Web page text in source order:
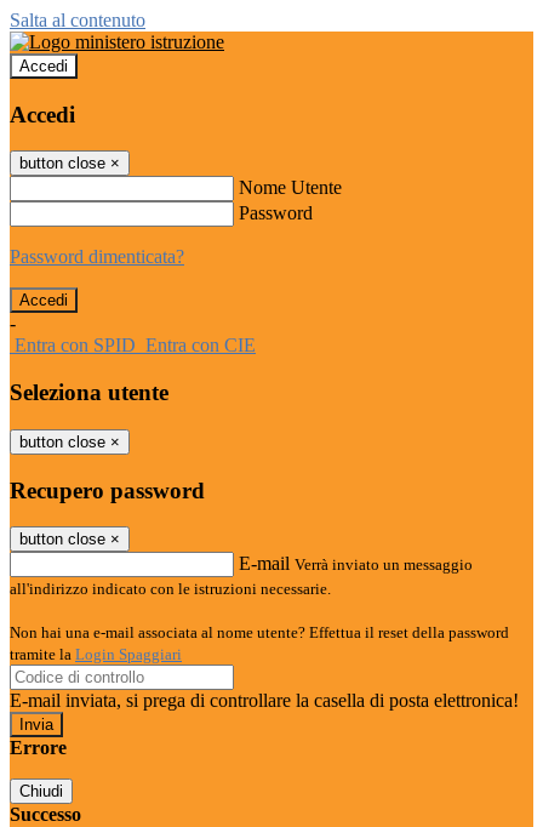
Salta al contenuto
Accedi
Accedi
button close ×
Nome Utente
Password
Password dimenticata?
-
Entra con SPID Entra con CIE
Seleziona utente
button close ×
Recupero password
button close ×
E-mail Verrà inviato un messaggio
all'indirizzo indicato con le istruzioni necessarie.
Non hai una e-mail associata al nome utente? Effettua il reset della password
tramite la Login Spaggiari
E-mail inviata, si prega di controllare la casella di posta elettronica!
Errore
Chiudi
Successo